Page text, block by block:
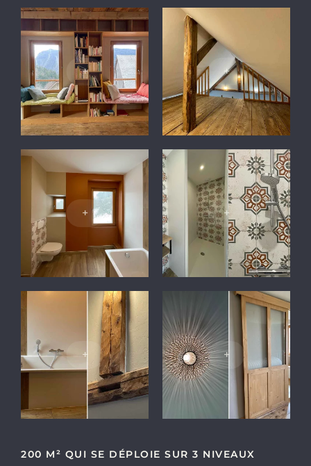
+ +
+ +
+ +
200 M² QUI SE DÉPLOIE SUR 3 NIVEAUX